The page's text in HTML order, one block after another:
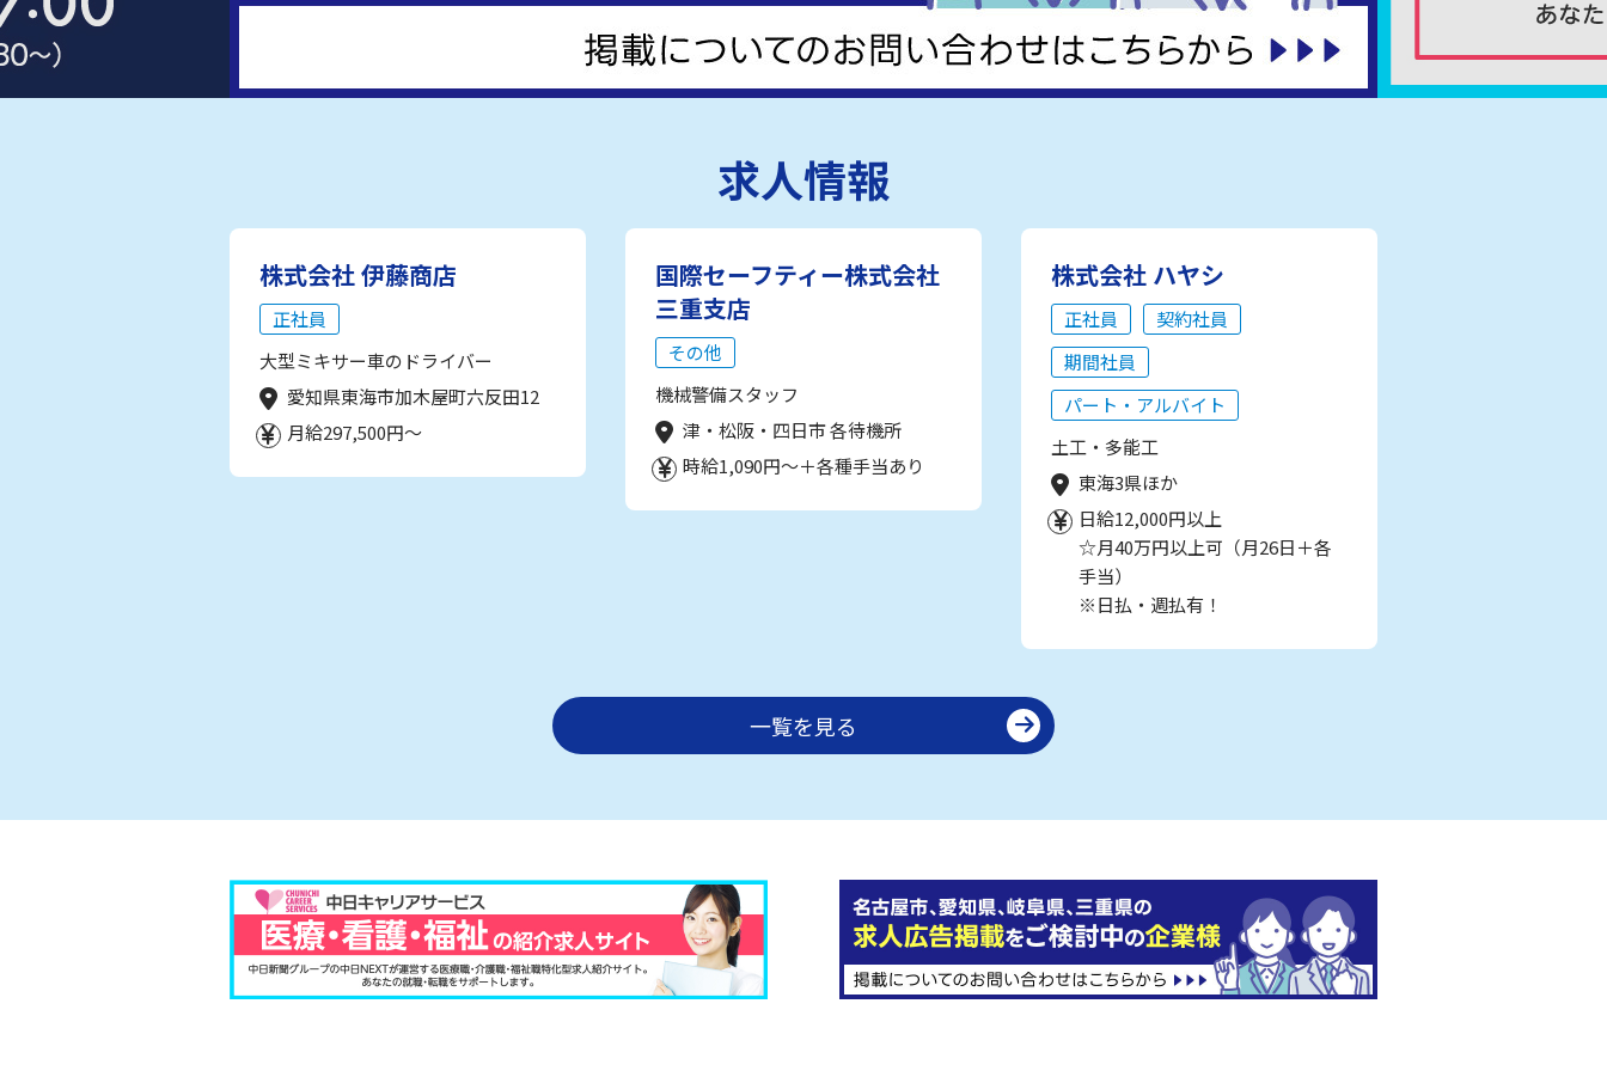
求人情報
株式会社 伊藤商店
正社員
大型ミキサー車のドライバー
愛知県東海市加木屋町六反田12
月給297,500円～
国際セーフティー株式会社
三重支店
その他
機械警備スタッフ
津・松阪・四日市 各待機所
時給1,090円～＋各種手当あり
株式会社 ハヤシ
正社員
契約社員
期間社員
パート・アルバイト
土工・多能工
東海3県ほか
日給12,000円以上
☆月40万円以上可（月26日＋各
手当）
※日払・週払有！
一覧を見る